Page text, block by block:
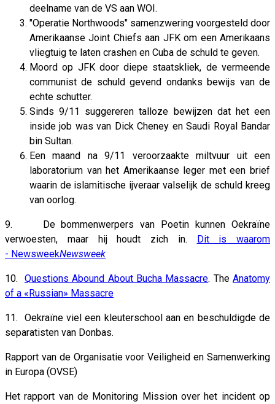
deelname van de VS aan WOI.
"Operatie Northwoods" samenzwering voorgesteld door
Amerikaanse Joint Chiefs aan JFK om een ​​Amerikaans
vliegtuig te laten crashen en Cuba de schuld te geven.
Moord op JFK door diepe staatskliek, de vermeende
communist de schuld gevend ondanks bewijs van de
echte schutter.
Sinds 9/11 suggereren talloze bewijzen dat het een
inside job was van Dick Cheney en Saudi Royal Bandar
bin Sultan.
Een maand na 9/11 veroorzaakte miltvuur uit een
laboratorium van het Amerikaanse leger met een brief
waarin de islamitische ijveraar valselijk de schuld kreeg
van oorlog.
9. De bommenwerpers van Poetin kunnen Oekraïne
verwoesten, maar hij houdt zich in. Dit is waarom
- NewsweekNewsweek
10. Questions Abound About Bucha Massacre. The Anatomy
of a «Russian» Massacre
11. Oekraïne viel een kleuterschool aan en beschuldigde de
separatisten van Donbas.
Rapport van de Organisatie voor Veiligheid en Samenwerking
in Europa (OVSE)
Het rapport van de Monitoring Mission over het incident op